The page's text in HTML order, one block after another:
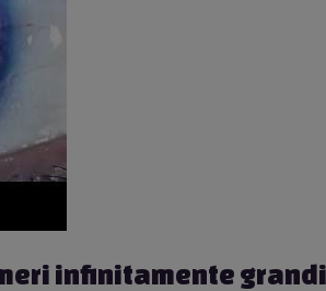
infinitamente